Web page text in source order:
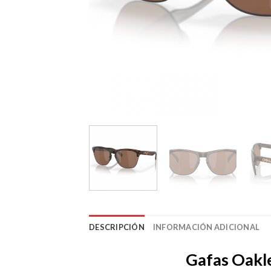
DESCRIPCIÓN INFORMACIÓN ADICIONAL
Gafas